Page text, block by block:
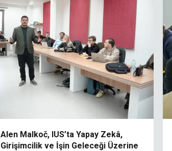
Alen Malkoč, IUS’ta Yapay Zekâ,
Girişimcilik ve İşin Geleceği Üzerine